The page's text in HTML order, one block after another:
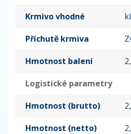
Krmivo vhodné
Příchutě krmiva
Hmotnost balení
Logistické parametry
Hmotnost (brutto)
Hmotnost (netto)